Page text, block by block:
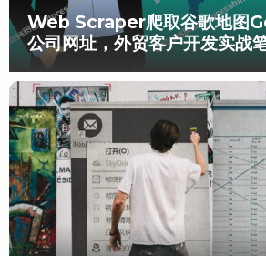
Web Scraper爬取谷歌地图
公司网址，外贸客户开发实战